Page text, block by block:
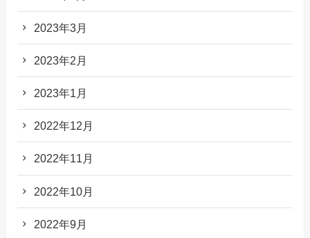
2023年3月
2023年2月
2023年1月
2022年12月
2022年11月
2022年10月
2022年9月